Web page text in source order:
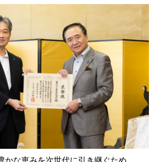
な恵みを次世代に引き継ぐため、